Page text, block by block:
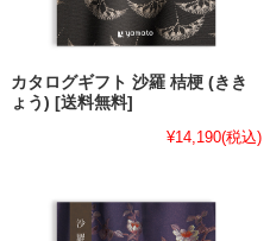
カタログギフト 沙羅 桔梗 (きき
ょう) [送料無料]
¥14,190(税込)